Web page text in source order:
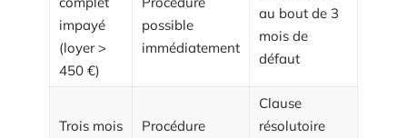
impayé
(loyer >
450 €)
possible
immédiatement
au bout de 3
mois de
défaut
Trois mois
Procédure
Clause
résolutoire